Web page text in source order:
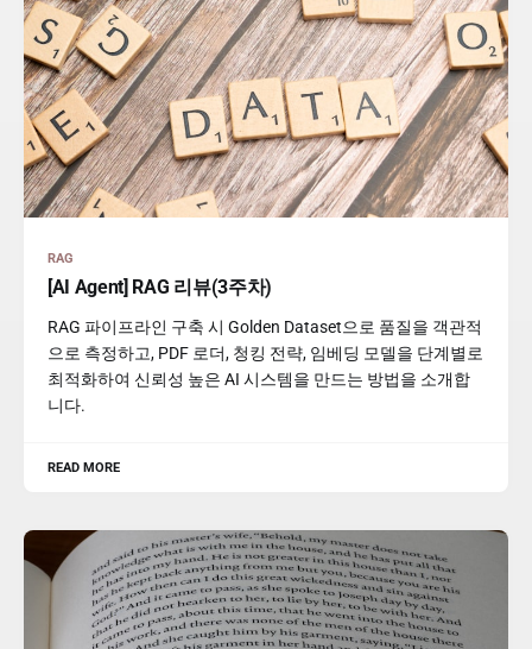
RAG
[AI Agent] RAG 리뷰(3주차)
RAG 파이프라인 구축 시 Golden Dataset으로 품질을 객관적
으로 측정하고, PDF 로더, 청킹 전략, 임베딩 모델을 단계별로
최적화하여 신뢰성 높은 AI 시스템을 만드는 방법을 소개합
니다.
READ MORE